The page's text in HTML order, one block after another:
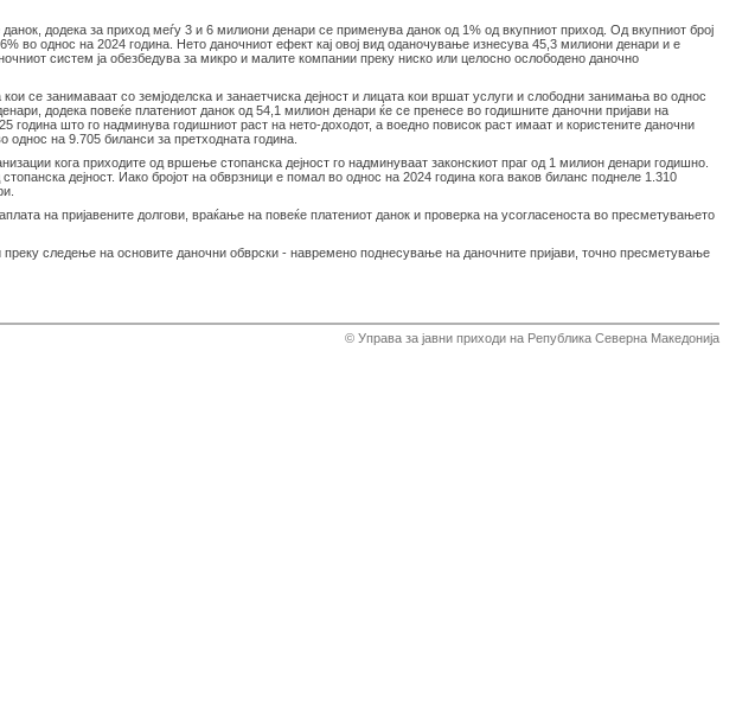
додека за приход меѓу 3 и 6 милиони денари се применува данок од 1% од вкупниот приход. Од вкупниот број
во однос на 2024 година. Нето даночниот ефект кај овој вид оданочување изнесува 45,3 милиони денари и е
систем ја обезбедува за микро и малите компании преку ниско или целосно ослободено даночно
се занимаваат со земјоделска и занаетчиска дејност и лицата кои вршат услуги и слободни занимања во однос
додека повеќе платениот данок од 54,1 милион денари ќе се пренесе во годишните даночни пријави на
што го надминува годишниот раст на нето-доходот, а воедно повисок раст имаат и користените даночни
на 9.705 биланси за претходната година.
кога приходите од вршење стопанска дејност го надминуваат законскиот праг од 1 милион денари годишно.
дејност. Иако бројот на обврзници е помал во однос на 2024 година кога ваков биланс поднеле 1.310
на пријавените долгови, враќање на повеќе платениот данок и проверка на усогласеноста во пресметувањето
следење на основите даночни обврски - навремено поднесување на даночните пријави, точно пресметување
© Управа за јавни приходи на Република Северна Македонија